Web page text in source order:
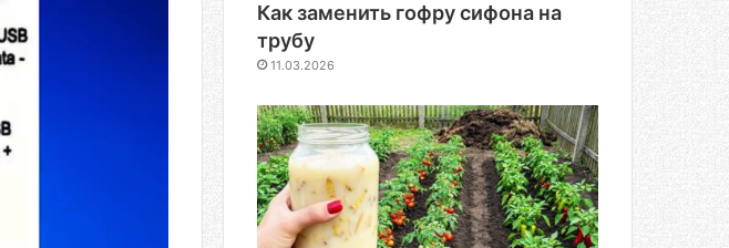
Как заменить гофру сифона на
трубу
11.03.2026